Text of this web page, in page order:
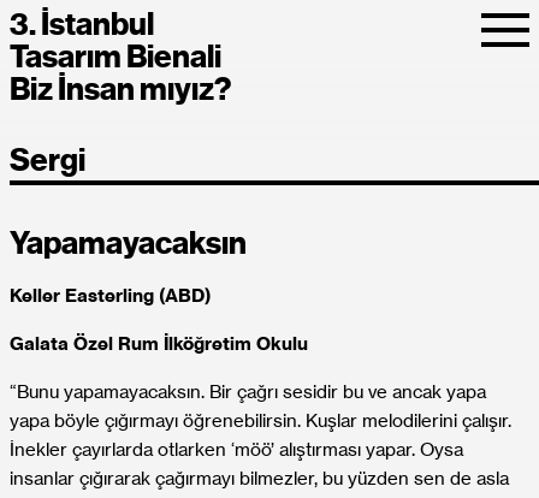
3. İstanbul
Tasarım Bienali
Biz İnsan mıyız?
Sergi
Yapamayacaksın
Keller Easterling (ABD)
Galata Özel Rum İlköğretim Okulu
“Bunu yapamayacaksın. Bir çağrı sesidir bu ve ancak yapa
yapa böyle çığırmayı öğrenebilirsin. Kuşlar melodilerini çalışır.
İnekler çayırlarda otlarken ‘möö’ alıştırması yapar. Oysa
insanlar çığırarak çağırmayı bilmezler, bu yüzden sen de asla